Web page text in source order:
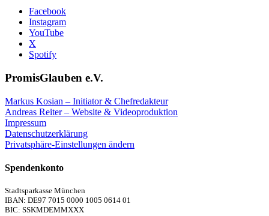
Facebook
Instagram
YouTube
X
Spotify
PromisGlauben e.V.
Markus Kosian – Initiator & Chefredakteur
Andreas Reiter – Website & Videoproduktion
Impressum
Datenschutzerklärung
Privatsphäre-Einstellungen ändern
Spendenkonto
Stadtsparkasse München
IBAN: DE97 7015 0000 1005 0614 01
BIC: SSKMDEMMXXX